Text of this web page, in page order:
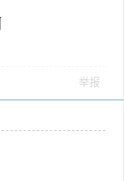
举报